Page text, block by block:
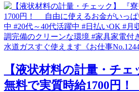
【液状材料の計量・チ
無料で実質時給1700円